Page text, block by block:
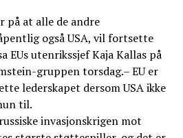
på at alle de andre
også USA, vil fortsette
EUs utenrikssjef Kaja Kallas på
gruppen torsdag.– EU er
lederskapet dersom USA ikke
til.
invasjonskrigen mot